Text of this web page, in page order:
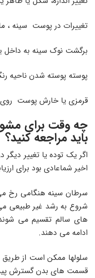
تغییرات در پوست سینه ،
برگشت نوک سینه به داخل
پوسته پوسته شدن ناحیه
قرمزی یا خارش پوست
چه وقت برای
باید مراجعه کنید؟
اگر یک توده یا تغییر دیگر
اخیر شماعادی بود برای
سرطان سینه هنگامی رخ
شروع به رشد غیر طبیعی
های سالم تقسیم می
ادامه می دهند.
سلولها ممکن است از طریق
قسمت های بدن گسترش